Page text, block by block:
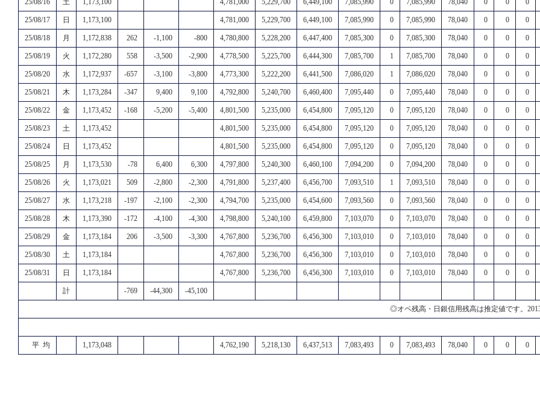
25/08/16 土 1,173,100 4,781,000 5,229,700 6,449,100 7,085,990 0 7,085,990 78,040 0 0 0
25/08/17 日 1,173,100 4,781,000 5,229,700 6,449,100 7,085,990 0 7,085,990 78,040 0 0 0
25/08/18 月 1,172,838 262 -1,100 -800 4,780,800 5,228,200 6,447,400 7,085,300 0 7,085,300 78,040 0 0 0
25/08/19 火 1,172,280 558 -3,500 -2,900 4,778,500 5,225,700 6,444,300 7,085,700 1 7,085,700 78,040 0 0 0
25/08/20 水 1,172,937 -657 -3,100 -3,800 4,773,300 5,222,200 6,441,500 7,086,020 1 7,086,020 78,040 0 0 0
25/08/21 木 1,173,284 -347 9,400 9,100 4,792,800 5,240,700 6,460,400 7,095,440 0 7,095,440 78,040 0 0 0
25/08/22 金 1,173,452 -168 -5,200 -5,400 4,801,500 5,235,000 6,454,800 7,095,120 0 7,095,120 78,040 0 0 0
25/08/23 土 1,173,452 4,801,500 5,235,000 6,454,800 7,095,120 0 7,095,120 78,040 0 0 0
25/08/24 日 1,173,452 4,801,500 5,235,000 6,454,800 7,095,120 0 7,095,120 78,040 0 0 0
25/08/25 月 1,173,530 -78 6,400 6,300 4,797,800 5,240,300 6,460,100 7,094,200 0 7,094,200 78,040 0 0 0
25/08/26 火 1,173,021 509 -2,800 -2,300 4,791,800 5,237,400 6,456,700 7,093,510 1 7,093,510 78,040 0 0 0
25/08/27 水 1,173,218 -197 -2,100 -2,300 4,794,700 5,235,000 6,454,600 7,093,560 0 7,093,560 78,040 0 0 0
25/08/28 木 1,173,390 -172 -4,100 -4,300 4,798,800 5,240,100 6,459,800 7,103,070 0 7,103,070 78,040 0 0 0
25/08/29 金 1,173,184 206 -3,500 -3,300 4,767,800 5,236,700 6,456,300 7,103,010 0 7,103,010 78,040 0 0 0
25/08/30 土 1,173,184 4,767,800 5,236,700 6,456,300 7,103,010 0 7,103,010 78,040 0 0 0
25/08/31 日 1,173,184 4,767,800 5,236,700 6,456,300 7,103,010 0 7,103,010 78,040 0 0 0
計 -769 -44,300 -45,100
◎オペ残高・日銀信用残高は推定値です。
平 均 1,173,048 4,762,190 5,218,130 6,437,513 7,083,493 0 7,083,493 78,040 0 0 0